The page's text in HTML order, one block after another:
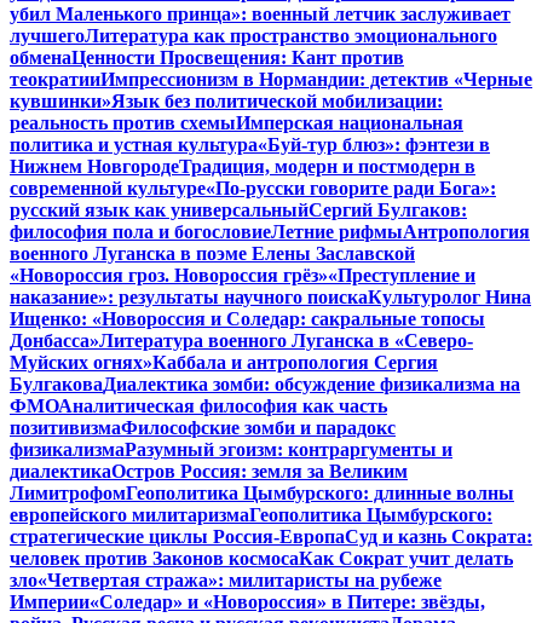
убил Маленького принца»: военный летчик заслуживает
лучшегоЛитература как пространство эмоционального
обменаЦенности Просвещения: Кант против
теократииИмпрессионизм в Нормандии: детектив «Черные
кувшинки»Язык без политической мобилизации:
реальность против схемыИмперская национальная
политика и устная культура«Буй-тур блюз»: фэнтези в
Нижнем НовгородеТрадиция, модерн и постмодерн в
современной культуре«По-русски говорите ради Бога»:
русский язык как универсальныйСергий Булгаков:
философия пола и богословиеЛетние рифмыАнтропология
военного Луганска в поэме Елены Заславской
«Новороссия гроз. Новороссия грёз»«Преступление и
наказание»: результаты научного поискаКультуролог Нина
Ищенко: «Новороссия и Соледар: сакральные топосы
Донбасса»Литература военного Луганска в «Северо-
Муйских огнях»Каббала и антропология Сергия
БулгаковаДиалектика зомби: обсуждение физикализма на
ФМОАналитическая философия как часть
позитивизмаФилософские зомби и парадокс
физикализмаРазумный эгоизм: контраргументы и
диалектикаОстров Россия: земля за Великим
ЛимитрофомГеополитика Цымбурского: длинные волны
европейского милитаризмаГеополитика Цымбурского:
стратегические циклы Россия-ЕвропаСуд и казнь Сократа:
человек против Законов космосаКак Сократ учит делать
зло«Четвертая стража»: милитаристы на рубеже
Империи«Соледар» и «Новороссия» в Питере: звёзды,